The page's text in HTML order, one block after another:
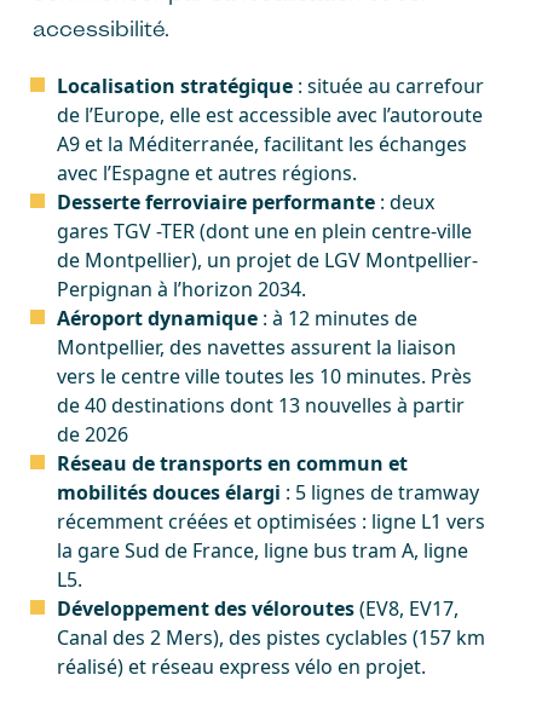
accessibilité.
Localisation stratégique : située au carrefour
de l’Europe, elle est accessible avec l’autoroute
A9 et la Méditerranée, facilitant les échanges
avec l’Espagne et autres régions.
Desserte ferroviaire performante : deux
gares TGV -TER (dont une en plein centre-ville
de Montpellier), un projet de LGV Montpellier-
Perpignan à l’horizon 2034.
Aéroport dynamique : à 12 minutes de
Montpellier, des navettes assurent la liaison
vers le centre ville toutes les 10 minutes. Près
de 40 destinations dont 13 nouvelles à partir
de 2026
Réseau de transports en commun et
mobilités douces élargi : 5 lignes de tramway
récemment créées et optimisées : ligne L1 vers
la gare Sud de France, ligne bus tram A, ligne
L5.
Développement des véloroutes(EV8, EV17,
Canal des 2 Mers), des pistes cyclables (157 km
réalisé) et réseau express vélo en projet.